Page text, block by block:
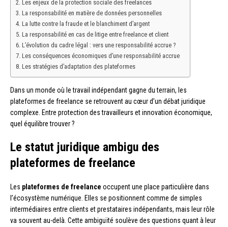
Les enjeux de la protection sociale des freelances
La responsabilité en matière de données personnelles
La lutte contre la fraude et le blanchiment d’argent
La responsabilité en cas de litige entre freelance et client
L’évolution du cadre légal : vers une responsabilité accrue ?
Les conséquences économiques d’une responsabilité accrue
Les stratégies d’adaptation des plateformes
Dans un monde où le travail indépendant gagne du terrain, les
plateformes de freelance se retrouvent au cœur d’un débat juridique
complexe. Entre protection des travailleurs et innovation économique,
quel équilibre trouver ?
Le statut juridique ambigu des
plateformes de freelance
Les plateformes de freelance occupent une place particulière dans
l’écosystème numérique. Elles se positionnent comme de simples
intermédiaires entre clients et prestataires indépendants, mais leur rôle
va souvent au-delà. Cette ambiguïté soulève des questions quant à leur